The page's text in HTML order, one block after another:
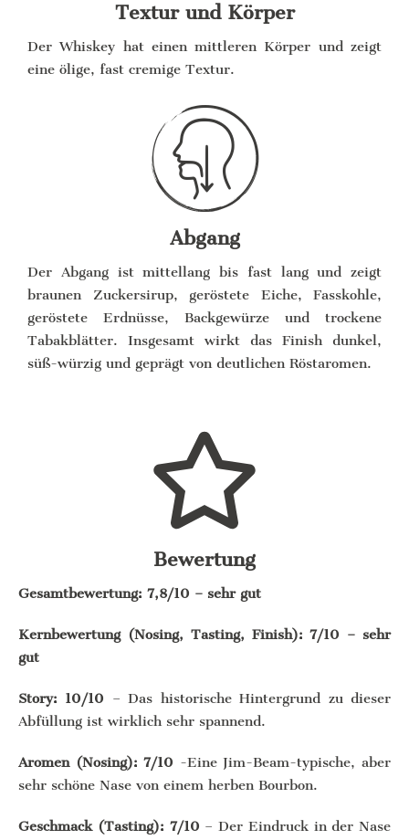
Textur und Körper
Der Whiskey hat einen mittleren Körper und zeigt
eine ölige, fast cremige Textur.
Abgang
Der Abgang ist mittellang bis fast lang und zeigt
braunen Zuckersirup, geröstete Eiche, Fasskohle,
geröstete Erdnüsse, Backgewürze und trockene
Tabakblätter. Insgesamt wirkt das Finish dunkel,
süß-würzig und geprägt von deutlichen Röstaromen.
Bewertung
Gesamtbewertung: 7,8/10 – sehr gut
Kernbewertung (Nosing, Tasting, Finish): 7/10 – sehr
gut
Story: 10/10 – Das historische Hintergrund zu dieser
Abfüllung ist wirklich sehr spannend.
Aromen (Nosing): 7/10 -Eine Jim-Beam-typische, aber
sehr schöne Nase von einem herben Bourbon.
Geschmack (Tasting): 7/10 – Der Eindruck in der Nase